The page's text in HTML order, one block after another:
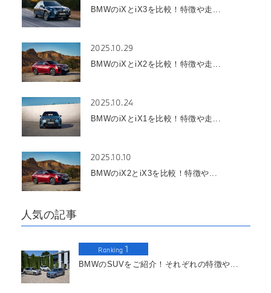
BMWのiXとiX3を比較！特徴や走...
2025.10.29
BMWのiXとiX2を比較！特徴や走...
2025.10.24
BMWのiXとiX1を比較！特徴や走...
2025.10.10
BMWのiX2とiX3を比較！特徴や...
人気の記事
Ranking 1
BMWのSUVをご紹介！それぞれの特徴や...